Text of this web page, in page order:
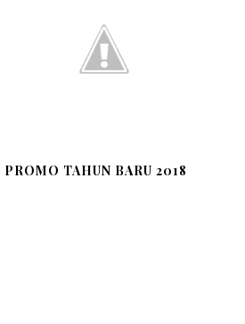
PROMO TAHUN BARU 2018